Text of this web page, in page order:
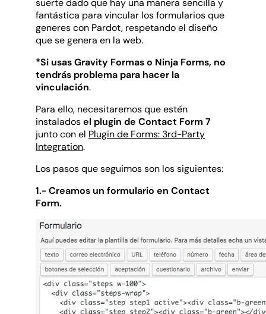
suerte dado que hay una manera sencilla y
fantástica para vincular los formularios que
generes con Pardot, respetando el diseño
que se genera en la web.
*Si usas Gravity Formas o Ninja Forms, no
tendrás problema para hacer la
vinculación.
Para ello, necesitaremos que estén
instaladosel plugin de Contact Form 7
junto con el Plugin de Forms: 3rd-Party
Integration.
Los pasos que seguimos son los siguientes:
1.- Creamos un formulario en Contact
Form.